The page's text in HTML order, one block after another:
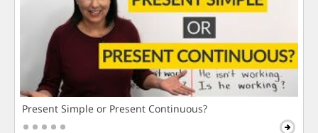
Present Simple or Present Continuous?